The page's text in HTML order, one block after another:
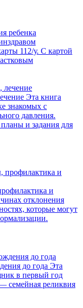
ребенка
112/у. С картой
Эта книга
знакомых с
давления.
и задания для
и
отклонения
которые могут
до года Эта
в первый год
семейная реликвия